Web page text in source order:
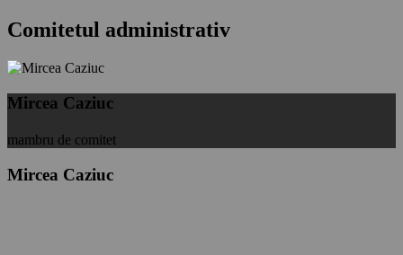
Comitetul administrativ
Mircea Caziuc
mambru de comitet
Mircea Caziuc